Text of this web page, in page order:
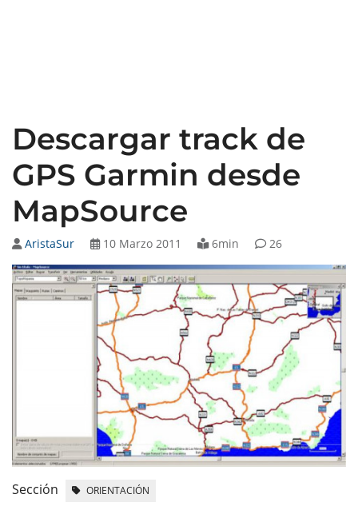
Descargar track de
GPS Garmin desde
MapSource
AristaSur 10 Marzo 2011 6min 26
Sección ORIENTACIÓN